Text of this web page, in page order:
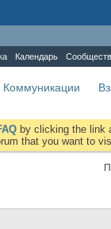
Календарь
Коммуникации
by clicking the link
that you want to